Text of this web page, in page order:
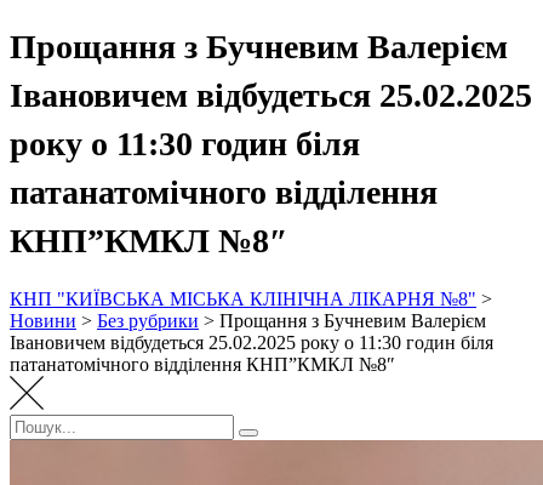
Прощання з Бучневим Валерієм
Івановичем відбудеться 25.02.2025
року о 11:30 годин біля
патанатомічного відділення
КНП”КМКЛ №8″
КНП "КИЇВСЬКА МІСЬКА КЛІНІЧНА ЛІКАРНЯ №8" >
Новини > Без рубрики > Прощання з Бучневим Валерієм
Івановичем відбудеться 25.02.2025 року о 11:30 годин біля
патанатомічного відділення КНП”КМКЛ №8″
Пошук:
Пошук